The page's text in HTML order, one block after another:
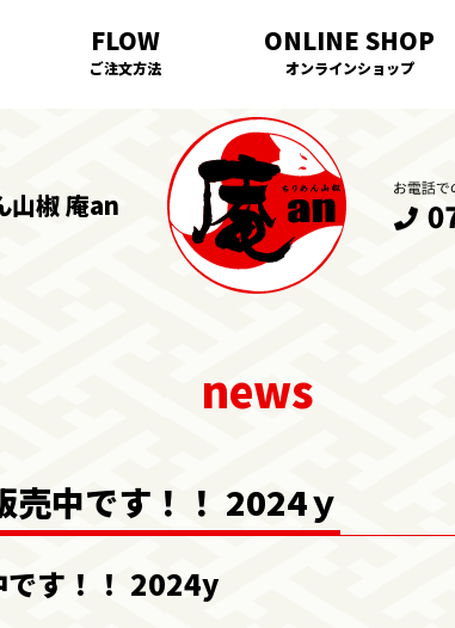
ご注文方法 オンラインショップ
山椒 庵an
売中です！！ 2024ｙ
です！！ 2024y